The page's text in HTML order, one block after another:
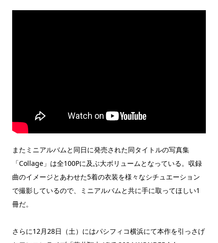
またミニアルバムと同日に発売された同タイトルの写真集
「Collage」は全100Pに及ぶ大ボリュームとなっている。収録
曲のイメージとあわせた5着の衣装を様々なシチュエーション
で撮影しているので、ミニアルバムと共に手に取ってほしい1
冊だ。
さらに12月28日（土）にはパシフィコ横浜にて本作を引っさげ